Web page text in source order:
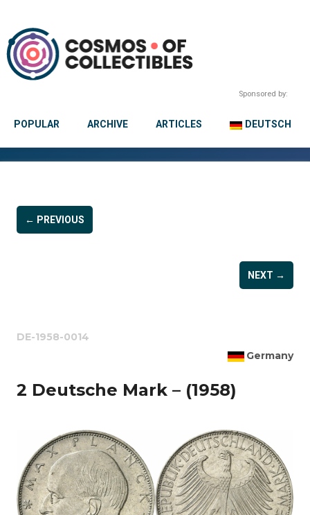
Sponsored by:
POPULAR ARCHIVE ARTICLES DEUTSCH
← PREVIOUS
NEXT →
DE-1958-0014
Germany
2 Deutsche Mark – (1958)